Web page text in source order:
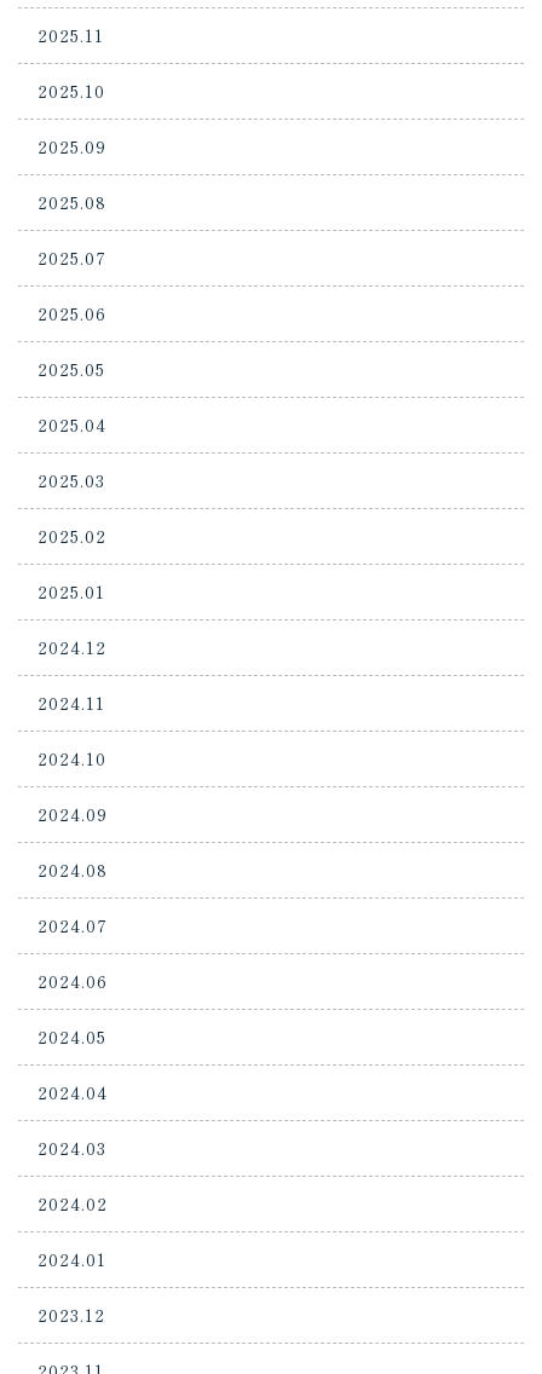
2025.11
2025.10
2025.09
2025.08
2025.07
2025.06
2025.05
2025.04
2025.03
2025.02
2025.01
2024.12
2024.11
2024.10
2024.09
2024.08
2024.07
2024.06
2024.05
2024.04
2024.03
2024.02
2024.01
2023.12